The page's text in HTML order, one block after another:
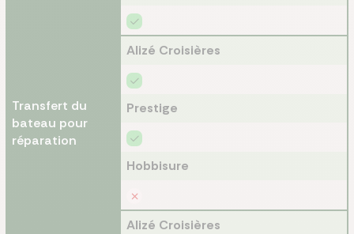
Transfert du
bateau pour
réparation
Alizé Croisières
Prestige
Hobbisure
Alizé Croisières